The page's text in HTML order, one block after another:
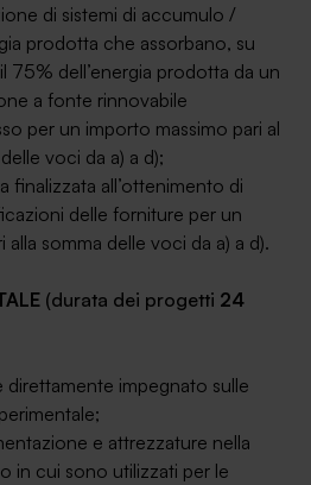
di sistemi di accumulo /
prodotta che assorbano, su
75% dell’energia prodotta da un
a fonte rinnovabile
per un importo massimo pari al
voci da a) a d);
finalizzata all’ottenimento di
delle forniture per un
alla somma delle voci da a) a d).
(durata dei progetti 24
direttamente impegnato sulle
e attrezzature nella
in cui sono utilizzati per le